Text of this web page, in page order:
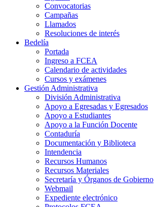
Convocatorias
Campañas
Llamados
Resoluciones de interés
Bedelía
Portada
Ingreso a FCEA
Calendario de actividades
Cursos y exámenes
Gestión Administrativa
División Administrativa
Apoyo a Egresadas y Egresados
Apoyo a Estudiantes
Apoyo a la Función Docente
Contaduría
Documentación y Biblioteca
Intendencia
Recursos Humanos
Recursos Materiales
Secretaría y Órganos de Gobierno
Webmail
Expediente electrónico